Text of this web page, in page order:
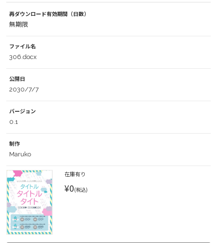
再ダウンロード有効期間（日数）
無期限
ファイル名
306.docx
公開日
2030/7/7
バージョン
0.1
制作
Maruko
在庫有り
¥0(税込)